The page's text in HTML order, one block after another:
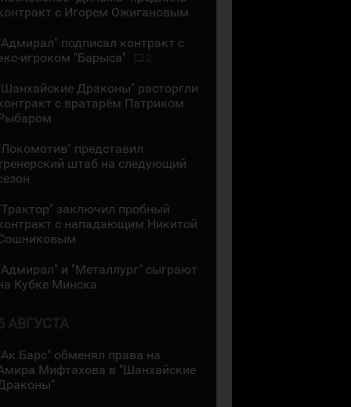
с Игорем Ожигановым
подписал контракт с
игроком "Барыса"
Драконы" расторгли
с вратарём Патриком
представил
штаб на следующий
заключил пробный
с нападающим Никитой
и "Металлург" сыграют
Кубке Минска
АВГУСТА
Барс" обменял права на
Мифтахова в "Шанхайские